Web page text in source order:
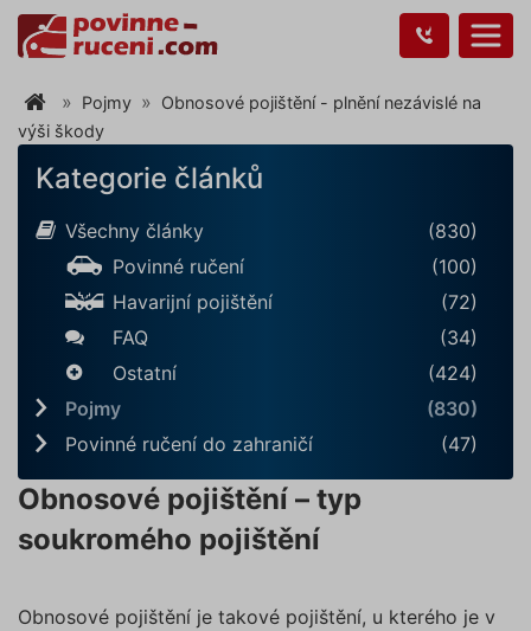
Pojmy
Obnosové pojištění - plnění nezávislé na
výši škody
Kategorie článků
Všechny články
(830)
Povinné ručení
(100)
Havarijní pojištění
(72)
FAQ
(34)
Ostatní
(424)
Pojmy
(830)
Povinné ručení do zahraničí
(47)
Obnosové pojištění – typ
soukromého pojištění
Obnosové pojištění je takové pojištění, u kterého je v